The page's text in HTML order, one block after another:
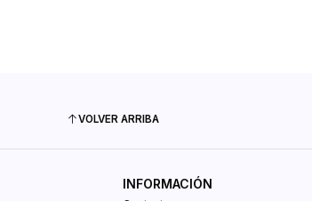
VOLVER ARRIBA
INFORMACIÓN